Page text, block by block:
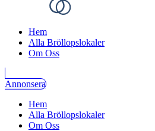
Hem
Alla Bröllopslokaler
Om Oss
Annonsera
Hem
Alla Bröllopslokaler
Om Oss